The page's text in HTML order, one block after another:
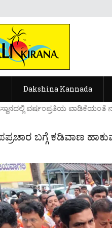
Dakshina Kannada
ವರ್ಷ೦ಪ್ರತಿಯ ವಾಡಿಕೆಯ೦ತೆ
ಬಗ್ಗೆ ಕಡಿವಾಣ